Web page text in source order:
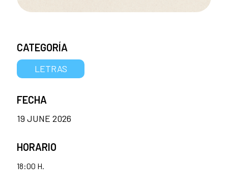
CATEGORÍA
LETRAS
FECHA
19 JUNE 2026
HORARIO
18:00 H.